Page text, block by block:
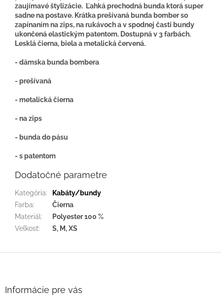
zaujímavé štylizácie. Ľahká prechodná bunda ktorá super
sadne na postave. Krátka prešívaná bunda bomber so
zapínaním na zips, na rukávoch a v spodnej časti bundy
ukončená elastickým patentom. Dostupná v 3 farbách.
Lesklá čierna, biela a metalická červená.
- dámska bunda bombera
- prešívaná
- metalická čierna
- na zips
- bunda do pásu
- s patentom
Dodatočné parametre
Kategória:
Kabáty/bundy
Farba:
Čierna
Materiál:
Polyester 100 %
Veľkosť: S, M, XS
Informácie pre vás